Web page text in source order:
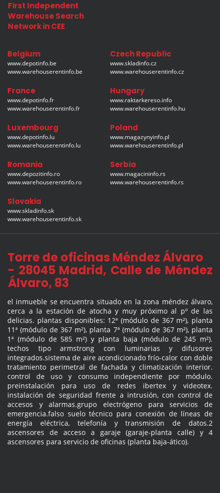
First Independent
Warehouse Search
Network in CEE
Belgium
www.depotinfo.be
www.warehouserentinfo.be
Czech Republic
www.skladinfo.cz
www.warehouserentinfo.cz
France
www.depotinfo.fr
www.warehouserentinfo.fr
Hungary
www.raktarkereso.info
www.warehouserentinfo.hu
Luxembourg
www.depotinfo.lu
www.warehouserentinfo.lu
Poland
www.magazynyinfo.pl
www.warehouserentinfo.pl
Romania
www.depozitinfo.ro
www.warehouserentinfo.ro
Serbia
www.magacininfo.rs
www.warehouserentinfo.rs
Slovakia
www.skladinfo.sk
www.warehouserentinfo.sk
Torre de oficinas Méndez Álvaro
- 28045 Madrid, Calle de Méndez
Álvaro, 83
el inmueble se encuentra situado en la zona méndez álvaro,
cerca a la estación de atocha y muy próximo al pº de las
delicias. plantas disponibles: 12ª (módulo de 367 m²), planta
11ª (módulo de 367 m²), planta 7ª (módulo de 367 m²), planta
1ª (módulo de 585 m²) y planta baja (módulo de 245 m²).
techos tipo armstrong con luminarias y difusores
integrados.sistema de aire acondicionado frío-calor con doble
tratamiento perimetral de fachada y climatización interior.
control de uso y consumo independiente por módulo.
preinstalación para uso de redes ibertex y videotex.
instalación de seguridad frente a intrusión, con control de
accesos y alarmas.grupo electrógeno para servicios de
emergencia.falso suelo técnico para conexión de líneas de
energía eléctrica, telefonía y transmisión de datos.2
ascensores de acceso a garaje (garaje-planta calle) y 4
ascensores para servicio de oficinas (planta baja-ático).